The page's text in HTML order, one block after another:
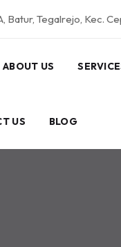
Batur, Tegalrejo, Kec.
ABOUT US
US BLOG